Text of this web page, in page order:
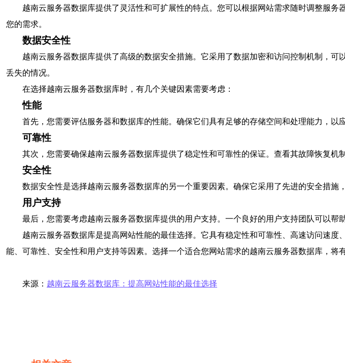
越南云服务器数据库提供了灵活性和可扩展性的特点。您可以根据网站需求随时调整服
您的需求。
数据安全性
越南云服务器数据库提供了高级的数据安全措施。它采用了数据加密和访问控制机制，
丢失的情况。
在选择越南云服务器数据库时，有几个关键因素需要考虑：
性能
首先，您需要评估服务器和数据库的性能。确保它们具有足够的存储空间和处理能力，以
可靠性
其次，您需要确保越南云服务器数据库提供了稳定性和可靠性的保证。查看其故障恢复机
安全性
数据安全性是选择越南云服务器数据库的另一个重要因素。确保它采用了先进的安全措施
用户支持
最后，您需要考虑越南云服务器数据库提供的用户支持。一个良好的用户支持团队可以帮
越南云服务器数据库是提高网站性能的最佳选择。它具有稳定性和可靠性、高速访问速
能、可靠性、安全性和用户支持等因素。选择一个适合您网站需求的越南云服务器数据库，将
来源： 越南云服务器数据库：提高网站性能的最佳选择